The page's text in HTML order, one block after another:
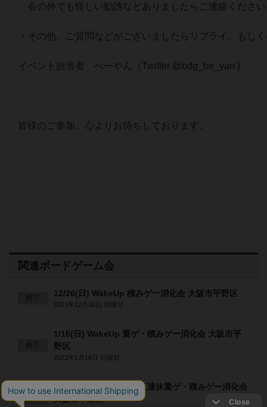
会の外でも怪しい勧誘などありましたらご連絡くださ
・その他、ご質問などがございましたらリプライ、もし
イベント担当者 べーやん（Twitter @bdg_be_yan )
皆様のご参加、心よりお待ちしております。
関連ボードゲーム会
12/26(日) WakeUp 積みゲー消化会 大阪市平野区
2021年12月26日 日曜日
1/16(日) WakeUp 重ゲ・積みゲー消化会 大阪市平
野区
2022年1月16日 日曜日
2/11(祝・金) WakeUp 三連休重ゲ・積みゲー消化会
大阪市平野区